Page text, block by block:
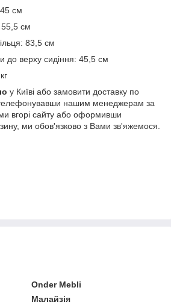
см
55,5 см
83,5 см
до верху сидіння: 45,5 см
у Київі або замовити доставку по
нашим менеджерам за
вгорі сайту або оформивши
ми обов'язково з Вами зв'яжемося.
Onder Mebli
Малайзія